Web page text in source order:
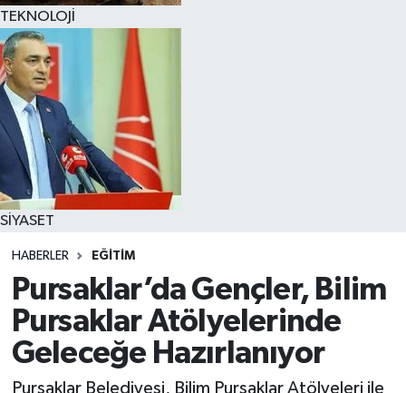
TEKNOLOJİ
SİYASET
HABERLER EĞİTİM
Pursaklar’da Gençler, Bilim
Pursaklar Atölyelerinde
Geleceğe Hazırlanıyor
Pursaklar Belediyesi, Bilim Pursaklar Atölyeleri ile